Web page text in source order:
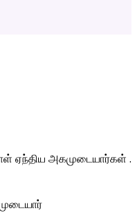
ஏந்திய அகமுடையார்கள் .